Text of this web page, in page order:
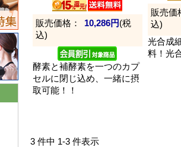
販売価格： 10,286円(税
込)
酵素と補酵素を一つのカプ
セルに閉じ込め、一緒に摂
取可能！！
販売価
込)
光合成
料！光
3 件中 1-3 件表示